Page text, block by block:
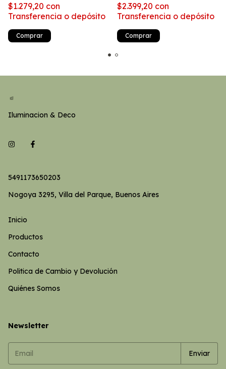
$1.279,20 con
Transferencia o depósito
Comprar
$2.399,20 con
Transferencia o depósito
Comprar
Iluminacion & Deco
5491173650203
Nogoya 3295, Villa del Parque, Buenos Aires
Inicio
Productos
Contacto
Politica de Cambio y Devolución
Quiénes Somos
Newsletter